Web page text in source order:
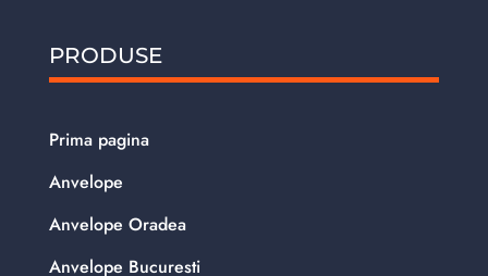
PRODUSE
Prima pagina
Anvelope
Anvelope Oradea
Anvelope Bucuresti